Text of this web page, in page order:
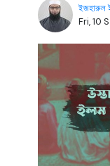
ইজহারুল
Fri, 10